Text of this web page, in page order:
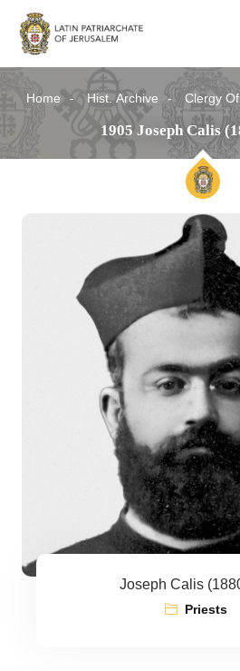
Home Hist. Archive Clergy
1905 Joseph Calis
Joseph Calis
Priests